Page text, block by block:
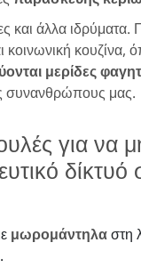
και άλλα ιδρύματα.
κοινωνική κουζίνα,
μερίδες
συνανθρώπους μας.
για να
δίκτυό
μωρομάντηλαστη